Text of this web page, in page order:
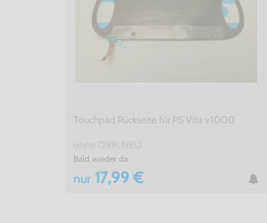
Touchpad Rückseite für PS Vita v1000
Bald wieder da
nur 17,99 €